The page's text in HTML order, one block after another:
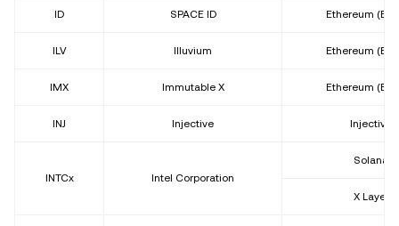
ID SPACE ID Ethereum
ILV Illuvium Ethereum
IMX Immutable X Ethereum
INJ Injective Injective
INTCx Intel Corporation
Solana
X Layer